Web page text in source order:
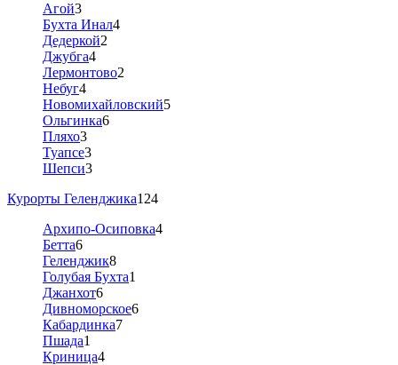
Агой3
Бухта Инал4
Дедеркой2
Джубга4
Лермонтово2
Небуг4
Новомихайловский5
Ольгинка6
Пляхо3
Туапсе3
Шепси3
Курорты Геленджика124
Архипо-Осиповка4
Бетта6
Геленджик8
Голубая Бухта1
Джанхот6
Дивноморское6
Кабардинка7
Пшада1
Криница4